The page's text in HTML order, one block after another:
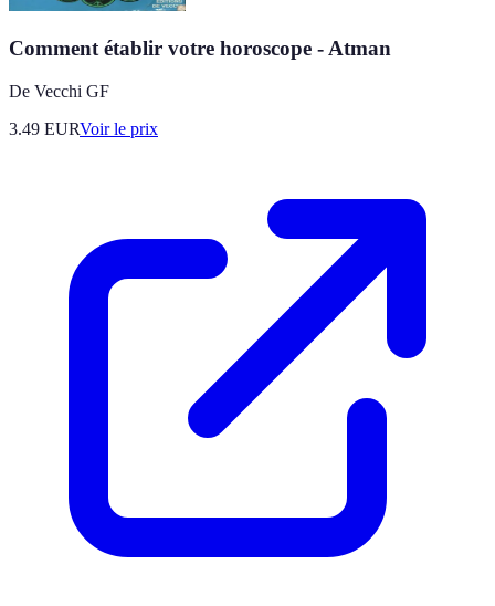
Comment établir votre horoscope - Atman
De Vecchi GF
3.49 EURVoir le prix